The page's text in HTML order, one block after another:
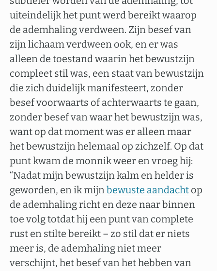
uiteindelijk het punt werd bereikt waarop
de ademhaling verdween. Zijn besef van
zijn lichaam verdween ook, en er was
alleen de toestand waarin het bewustzijn
compleet stil was, een staat van bewustzijn
die zich duidelijk manifesteert, zonder
besef voorwaarts of achterwaarts te gaan,
zonder besef van waar het bewustzijn was,
want op dat moment was er alleen maar
het bewustzijn helemaal op zichzelf. Op dat
punt kwam de monnik weer en vroeg hij:
“Nadat mijn bewustzijn kalm en helder is
geworden, en ik mijnbewuste aandacht op
de ademhaling richt en deze naar binnen
toe volg totdat hij een punt van complete
rust en stilte bereikt – zo stil dat er niets
meer is, de ademhaling niet meer
verschijnt, het besef van het hebben van